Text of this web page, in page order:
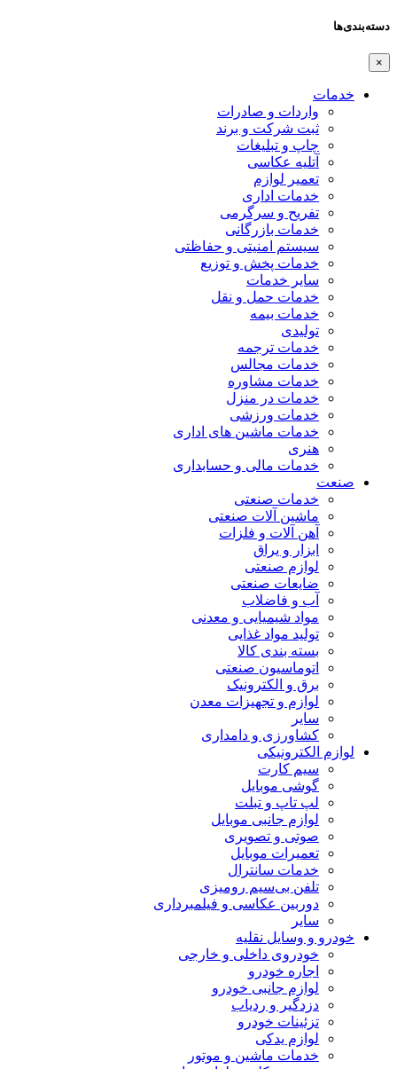
دسته‌بندی‌ها
×
خدمات
واردات و صادرات
ثبت شرکت و برند
چاپ و تبلیغات
آتلیه عکاسی
تعمیر لوازم
خدمات اداری
تفریح و سرگرمی
خدمات بازرگانی
سیستم امنیتی و حفاظتی
خدمات پخش و توزیع
سایر خدمات
خدمات حمل و نقل
خدمات بیمه
تولیدی
خدمات ترجمه
خدمات مجالس
خدمات مشاوره
خدمات در منزل
خدمات ورزشی
خدمات ماشین های اداری
هنری
خدمات مالی و حسابداری
صنعت
خدمات صنعتی
ماشین آلات صنعتی
آهن آلات و فلزات
ابزار و یراق
لوازم صنعتی
ضایعات صنعتی
آب و فاضلاب
مواد شیمیایی و معدنی
تولید مواد غذایی
بسته بندی کالا
اتوماسیون صنعتی
برق و الکترونیک
لوازم و تجهیزات معدن
سایر
کشاورزی و دامداری
لوازم الکترونیکی
سیم کارت
گوشی موبایل
لپ تاپ و تبلت
لوازم جانبی موبایل
صوتی و تصویری
تعمیرات موبایل
خدمات سانترال
تلفن بی‌سیم رومیزی
دوربین عکاسی و فیلمبرداری
سایر
خودرو و وسایل نقلیه
خودروی داخلی و خارجی
اجاره خودرو
لوازم جانبی خودرو
دزدگیر و ردیاب
تزئینات خودرو
لوازم یدکی
خدمات ماشین و موتور